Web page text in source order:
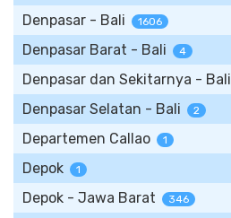
Denpasar - Bali 1606
Denpasar Barat - Bali 4
Denpasar dan Sekitarnya - Bali
Denpasar Selatan - Bali 2
Departemen Callao 1
Depok 1
Depok - Jawa Barat 346